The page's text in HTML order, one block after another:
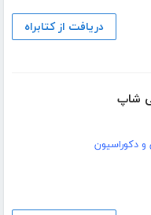
دریافت از کتابراه
شاپ
و دکوراسیون